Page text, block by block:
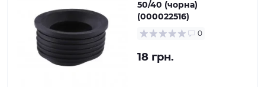
50/40 (чорна)
(000022516)
0
18 грн.